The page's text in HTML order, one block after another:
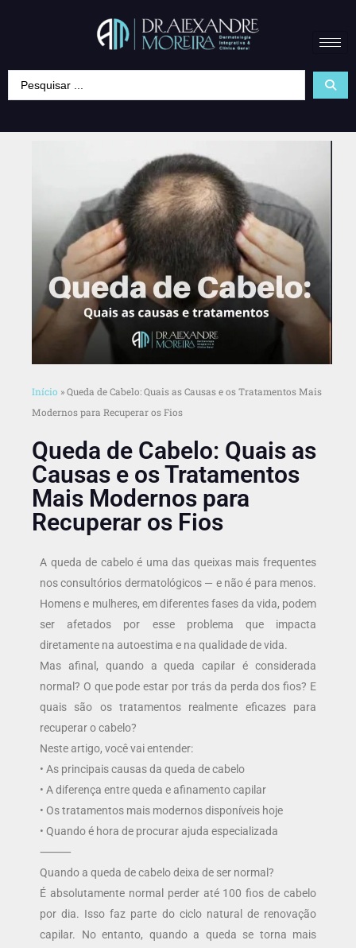
Início » Queda de Cabelo: Quais as Causas e os Tratamentos Mais
Modernos para Recuperar os Fios
Queda de Cabelo: Quais as
Causas e os Tratamentos
Mais Modernos para
Recuperar os Fios
A queda de cabelo é uma das queixas mais frequentes
nos consultórios dermatológicos — e não é para menos.
Homens e mulheres, em diferentes fases da vida, podem
ser afetados por esse problema que impacta
diretamente na autoestima e na qualidade de vida.
Mas afinal, quando a queda capilar é considerada
normal? O que pode estar por trás da perda dos fios? E
quais são os tratamentos realmente eficazes para
recuperar o cabelo?
Neste artigo, você vai entender:
• As principais causas da queda de cabelo
• A diferença entre queda e afinamento capilar
• Os tratamentos mais modernos disponíveis hoje
• Quando é hora de procurar ajuda especializada
⸻
Quando a queda de cabelo deixa de ser normal?
É absolutamente normal perder até 100 fios de cabelo
por dia. Isso faz parte do ciclo natural de renovação
capilar. No entanto, quando a queda se torna mais